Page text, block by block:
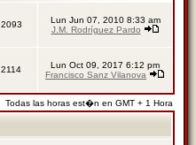
2093
Lun Jun 07, 2010 8:33 am
J.M. Rodríguez Pardo
2114
Lun Oct 09, 2017 6:12 pm
Francisco Sanz Vilanova
Todas las horas est�n en GMT + 1 Hora